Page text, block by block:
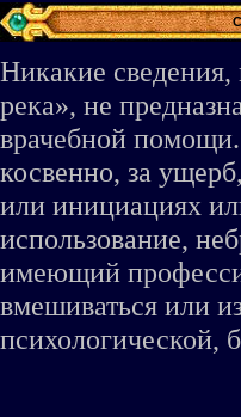
Никакие
река», не
врачебной
косвенно, за
или инициациях
использование,
имеющий
вмешиваться или
психологической,